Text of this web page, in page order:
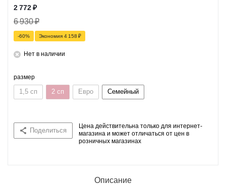
2 772₽
6 930₽
-60% Экономия 4 158 ₽
Нет в наличии
размер
1,5 сп 2 сп Евро Семейный
Поделиться
Цена действительна только для интернет-
магазина и может отличаться от цен в
розничных магазинах
Описание